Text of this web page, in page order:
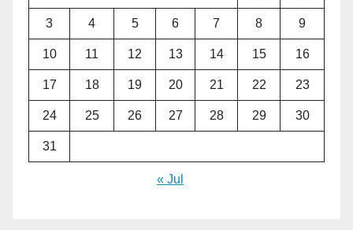
3 4 5 6 7 8 9
10 11 12 13 14 15 16
17 18 19 20 21 22 23
24 25 26 27 28 29 30
31
« Jul